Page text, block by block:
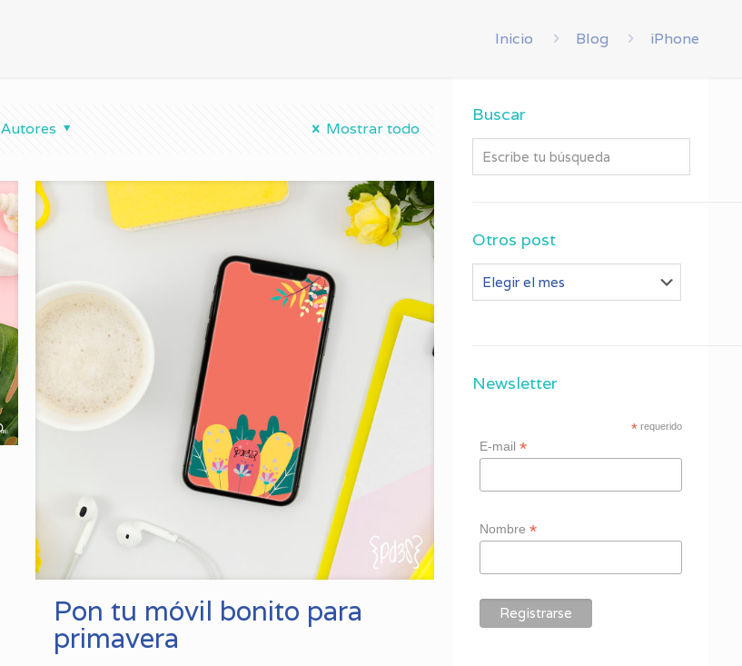
Inicio Blog iPhone
Autores Mostrar todo
Pon tu móvil bonito para
primavera
Buscar
Otros post
Otros
Newsletter
*requerido
E-mail *
Nombre *